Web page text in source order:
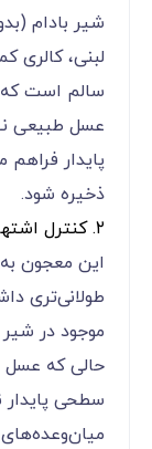
شیر بادام
لبنی، کالری
سالم است
عسل طبیعی
پایدار
ذخیره شود.
۲. کنترل اشتها برای کاهش هوس‌های ناسالم
این معجون
طولانی‌تری
موجود در
حالی که عسل
سطحی پایدار